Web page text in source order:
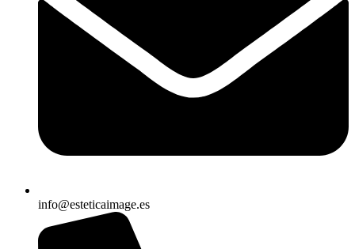
info@esteticaimage.es